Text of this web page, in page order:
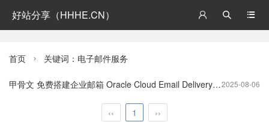
好站分享（HHHE.CN） 


首页  关键词：电子邮件服务
2025-08-06
甲骨文 免费搭建企业邮箱 Oracle Cloud Email Delivery 完整教程
‹‹ 1 ››